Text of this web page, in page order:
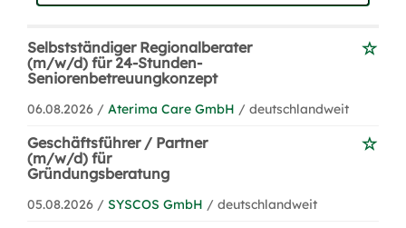
Selbstständiger Regionalberater
(m/w/d) für 24-Stunden-
Seniorenbetreuungkonzept
06.08.2026 / Aterima Care GmbH / deutschlandweit
Geschäftsführer / Partner
(m/w/d) für
Gründungsberatung
05.08.2026 / SYSCOS GmbH / deutschlandweit